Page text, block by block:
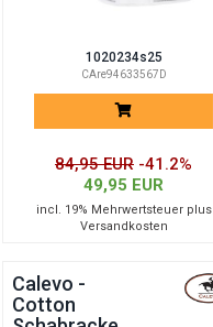
1020234s25
CAre94633567D
84,95 EUR -41.2%
49,95 EUR
incl. 19% Mehrwertsteuer plus
Versandkosten
Calevo -
Cotton